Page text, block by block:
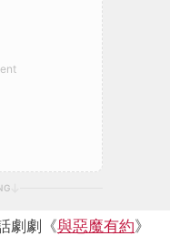
劇劇《與惡魔有約》